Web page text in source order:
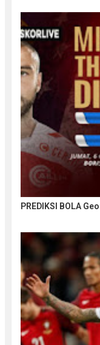
PREDIKSI BOLA